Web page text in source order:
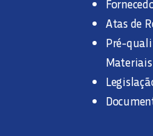
Atas de
Pré-